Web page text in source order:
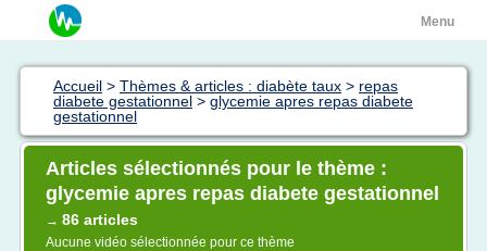
Menu
Accueil > Thèmes & articles : diabète taux > repas
diabete gestationnel > glycemie apres repas diabete
gestationnel
Articles sélectionnés pour le thème :
glycemie apres repas diabete gestationnel
→ 86 articles
Aucune vidéo sélectionnée pour ce thème